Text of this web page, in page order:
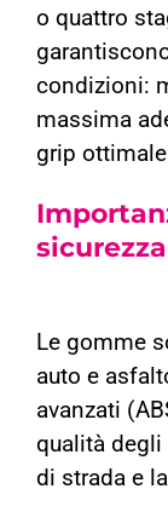
o quattro
condizioni:
massima
grip
Le gomme
auto e
avanzati
qualità
di strada e